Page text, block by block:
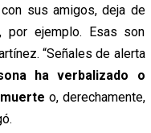
sus amigos, deja de
por ejemplo. Esas son
“Señales de alerta
ha verbalizado o
o, derechamente,